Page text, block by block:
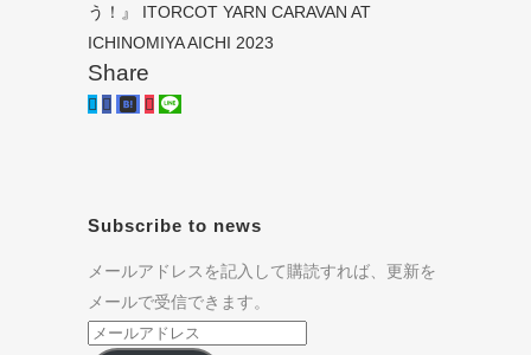
う！』
ITORCOT YARN CARAVAN AT
ICHINOMIYA AICHI 2023
Share
Subscribe to news
メールアドレスを記入して購読すれば、更新を
メールで受信できます。